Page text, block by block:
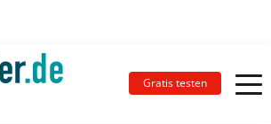
Gratis testen